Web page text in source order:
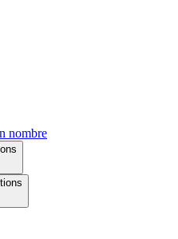
nombre